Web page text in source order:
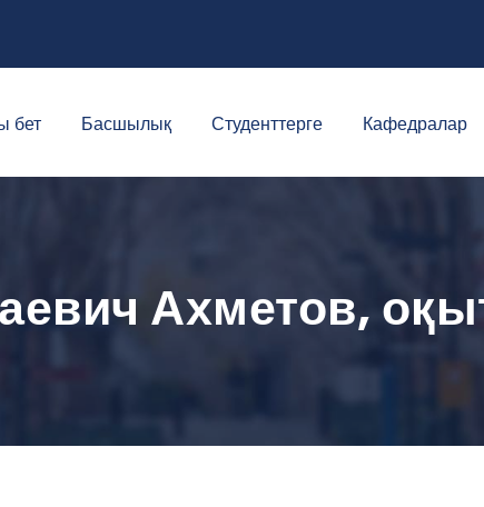
бет Басшылық Студенттерге Кафедралар
Ахметов,